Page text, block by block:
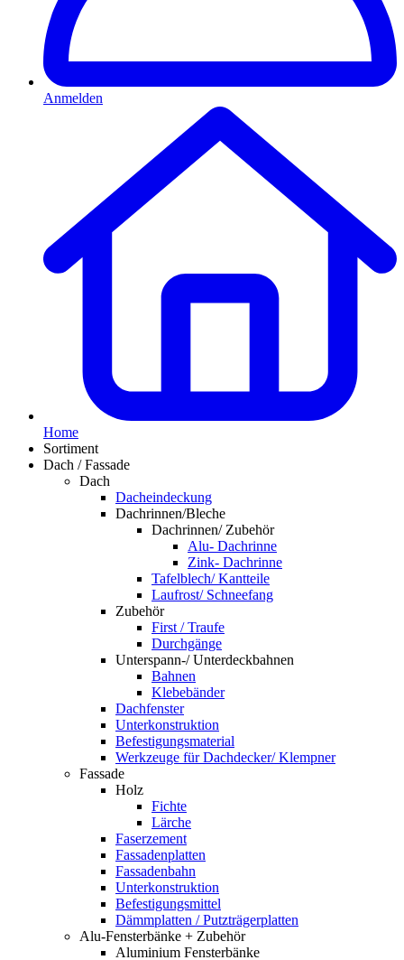
Anmelden
Home
Sortiment
Dach / Fassade
Dach
Dacheindeckung
Dachrinnen/Bleche
Dachrinnen/ Zubehör
Alu- Dachrinne
Zink- Dachrinne
Tafelblech/ Kantteile
Laufrost/ Schneefang
Zubehör
First / Traufe
Durchgänge
Unterspann-/ Unterdeckbahnen
Bahnen
Klebebänder
Dachfenster
Unterkonstruktion
Befestigungsmaterial
Werkzeuge für Dachdecker/ Klempner
Fassade
Holz
Fichte
Lärche
Faserzement
Fassadenplatten
Fassadenbahn
Unterkonstruktion
Befestigungsmittel
Dämmplatten / Putzträgerplatten
Alu-Fensterbänke + Zubehör
Aluminium Fensterbänke